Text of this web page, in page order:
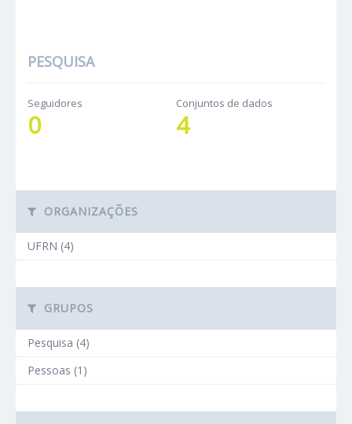
PESQUISA
Seguidores
0
Conjuntos de dados
4
ORGANIZAÇÕES
UFRN (4)
GRUPOS
Pesquisa (4)
Pessoas (1)